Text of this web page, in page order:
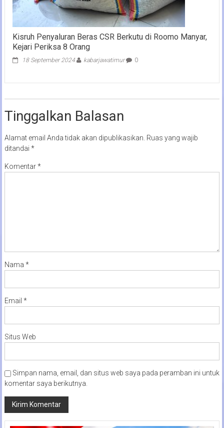
Kisruh Penyaluran Beras CSR Berkutu di Roomo Manyar,
Kejari Periksa 8 Orang
18 September 2024 kabarjawatimur 0
Tinggalkan Balasan
Alamat email Anda tidak akan dipublikasikan. Ruas yang wajib
ditandai *
Komentar*
Nama *
Email *
Situs Web
Simpan nama, email, dan situs web saya pada peramban ini untuk
komentar saya berikutnya.